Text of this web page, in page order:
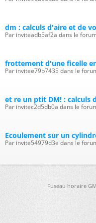
dm : calculs d'aire et de
Par inviteadb5af2a dans le
frottement d'une ficelle
Par invitee79b7435 dans le
et re un ptit DM! : calculs
Par invitec2d5db0a dans le
Ecoulement sur un
Par invite54979d3e dans le
Fuseau horaire